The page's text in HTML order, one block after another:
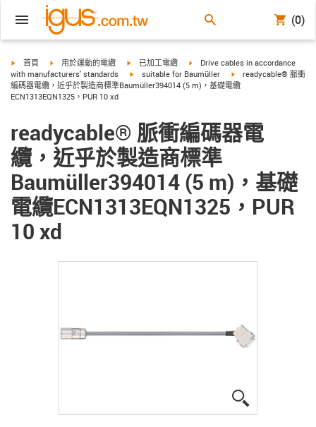
(0)
igus-icon-arrow-right
首頁 igus-icon-arrow-right
用於運動的電纜 igus-icon-arrow-right
已加工電纜 igus-icon-arrow-right
Drive cables in accordance
with manufacturers' standards
igus-icon-arrow-right
suitable for Baumüller igus-icon-arrow-right
readycable® 脈衝
編碼器電纜，近乎於製造商標準Baumüller394014 (5 m)，基礎電纜
ECN1313EQN1325，PUR 10 xd
readycable® 脈衝編碼器電
纜，近乎於製造商標準
Baumüller394014 (5 m)，基礎
電纜ECN1313EQN1325，PUR
10 xd